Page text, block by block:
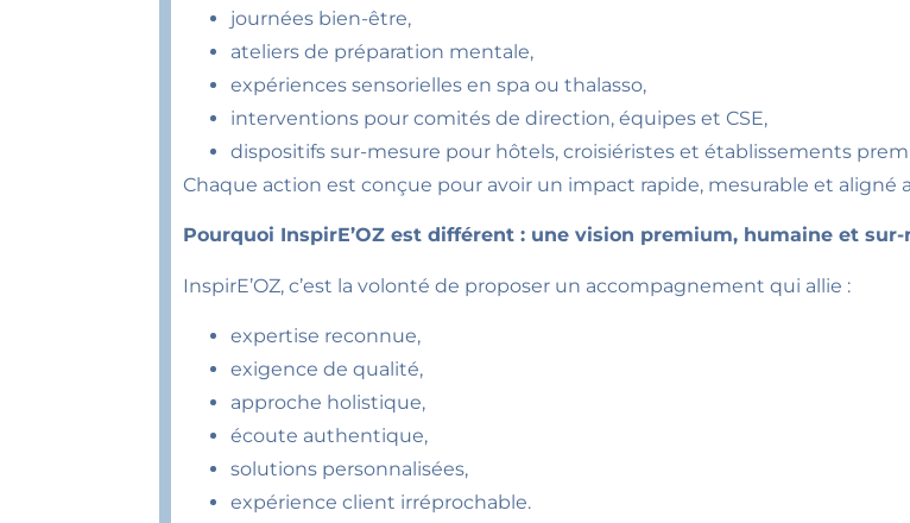
journées bien-être,
ateliers de préparation mentale,
expériences sensorielles en spa ou thalasso,
interventions pour comités de direction, équipes et CSE,
dispositifs sur-mesure pour hôtels, croisiéristes et établissements
Chaque action est conçue pour avoir un impact rapide, mesurable et aligné
Pourquoi InspirE’OZ est différent : une vision premium, humaine et sur-
InspirE’OZ, c’est la volonté de proposer un accompagnement qui allie :
expertise reconnue,
exigence de qualité,
approche holistique,
écoute authentique,
solutions personnalisées,
expérience client irréprochable.